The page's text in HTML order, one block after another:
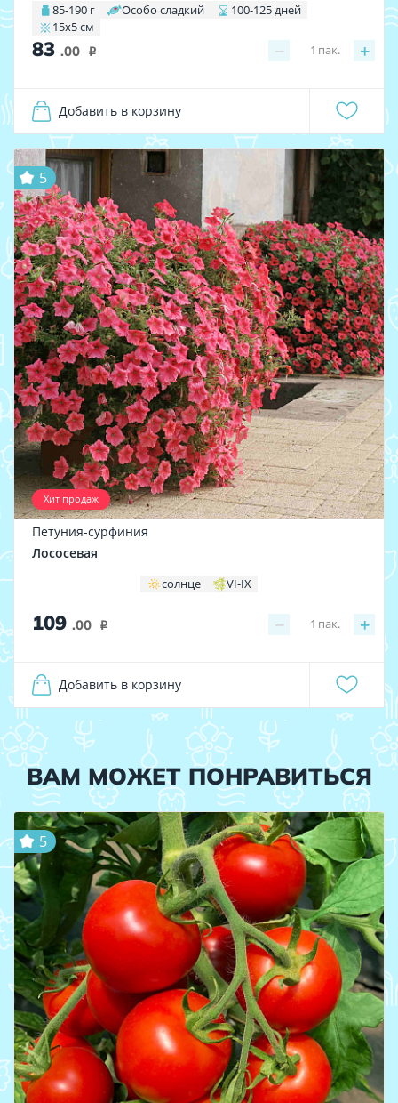
85-190 г Особо сладкий
100-125 дней
15х5 см
83 .00 i − +
1 пак.
Добавить в корзину
Хит продаж
5
Петуния-сурфиния
Лососевая
солнце VI-IX
109 .00 i − +
1 пак.
Добавить в корзину
ВАМ МОЖЕТ ПОНРАВИТЬСЯ
5